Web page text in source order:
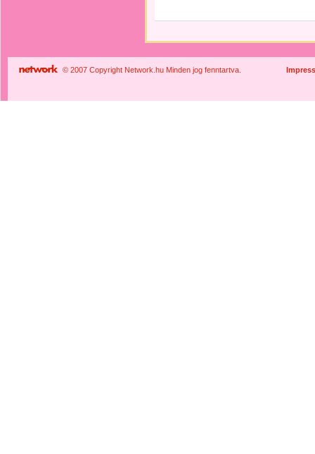
© 2007 Copyright Network.hu Minden jog fenntartva.